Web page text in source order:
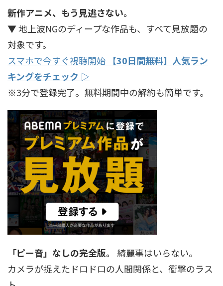
新作アニメ、もう見逃さない。
▼ 地上波NGのディープな作品も、すべて見放題の
対象です。
スマホで今すぐ視聴開始
【30日間無料】人気ラン
キングをチェック ▷
※3分で登録完了。無料期間中の解約も簡単です。
「ピー音」なしの完全版。
綺麗事はいらない。
カメラが捉えたドロドロの人間関係と、衝撃のラス